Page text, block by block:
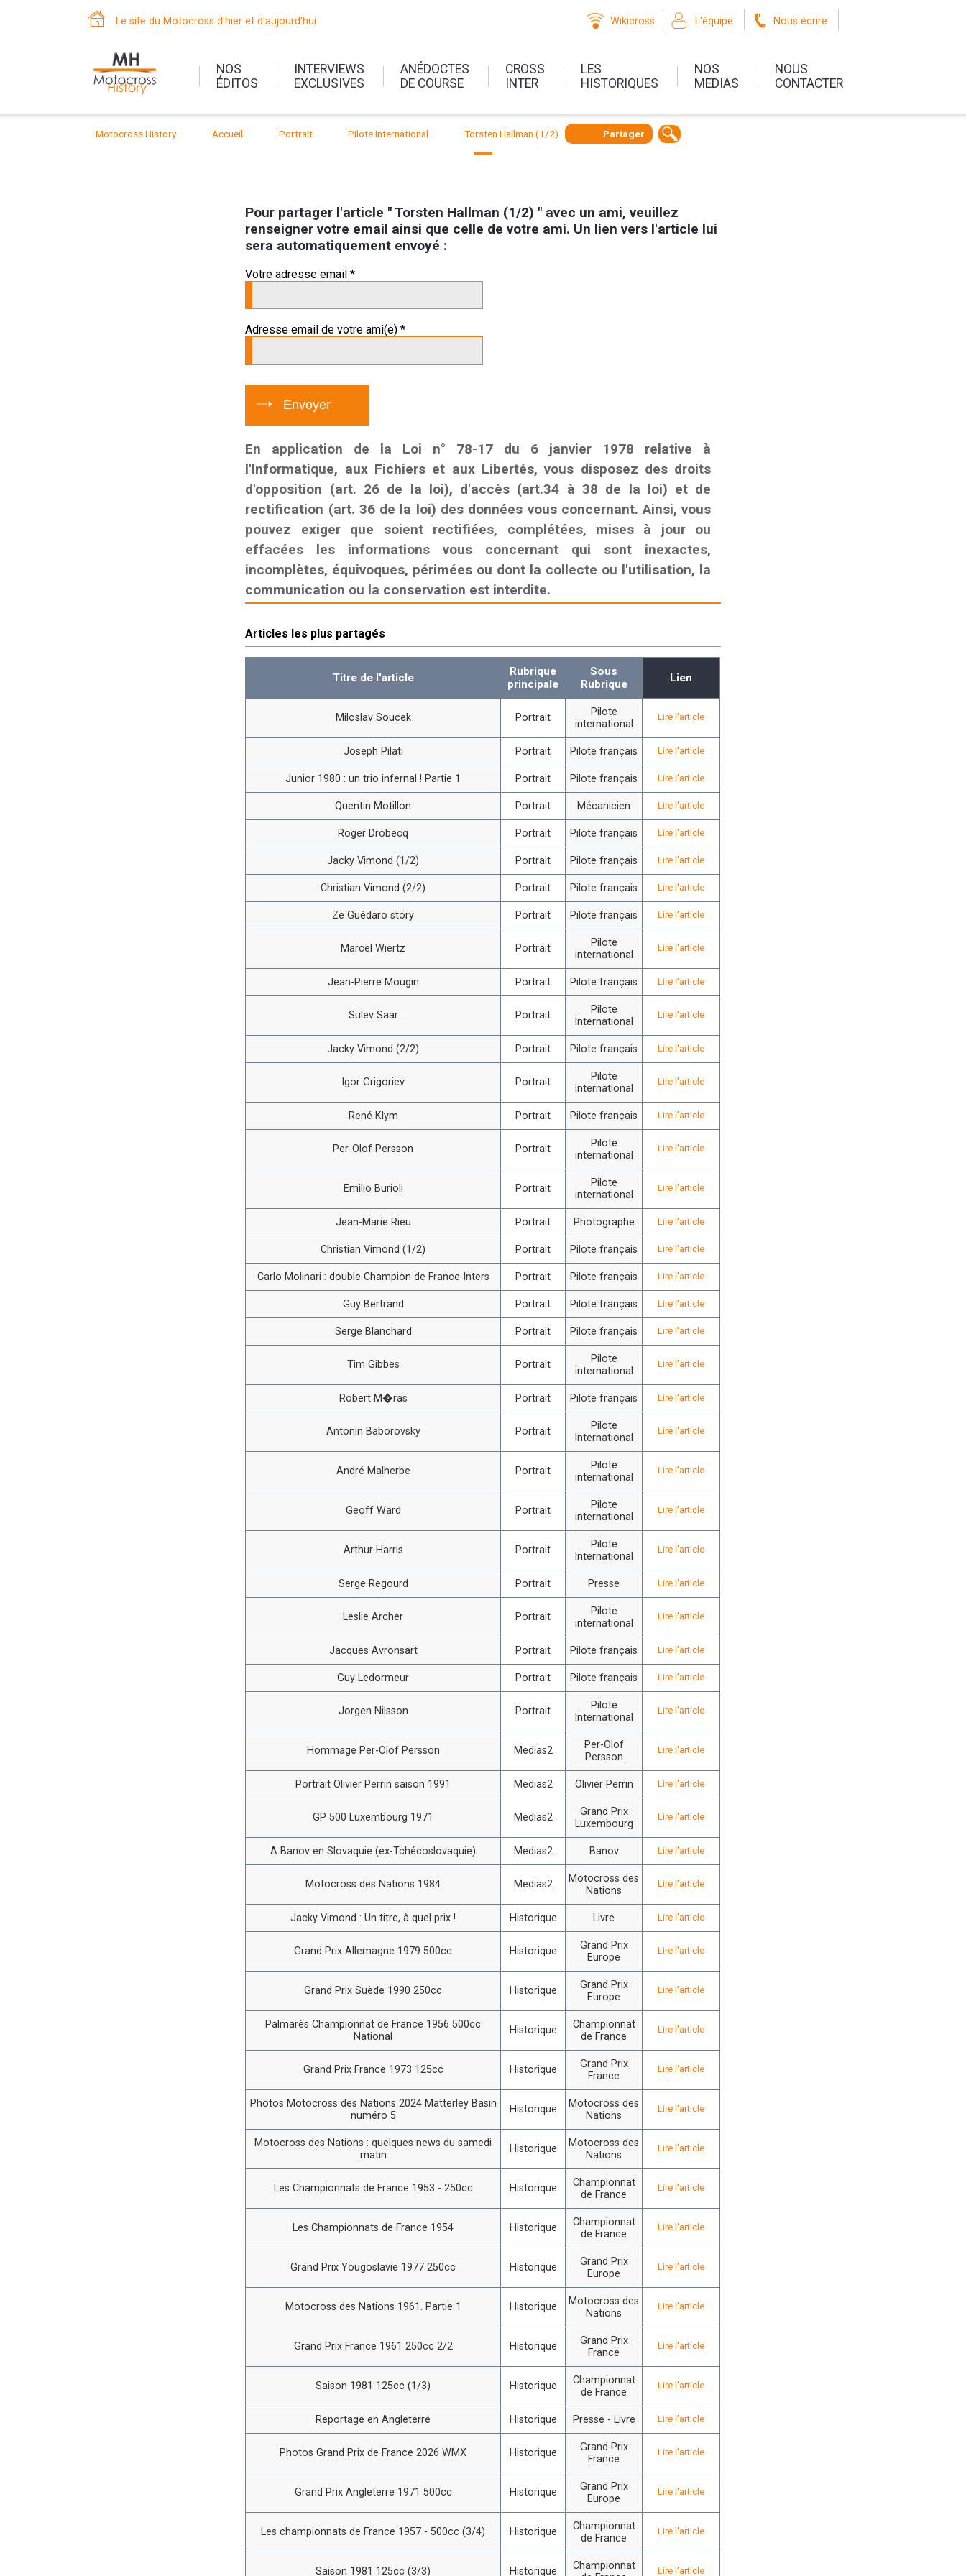
Le site du Motocross d'hier et d'aujourd'hui Wikicross L'équipe Nous écrire
NOS
ÉDITOS
INTERVIEWS
EXCLUSIVES
ANÉDOCTES
DE COURSE
CROSS
INTER
LES
HISTORIQUES
NOS
MEDIAS
NOUS
CONTACTER
Motocross History Accueil Portrait Pilote International Torsten Hallman (1/2) Partager
Pour partager l'article " Torsten Hallman (1/2) " avec un ami, veuillez
renseigner votre email ainsi que celle de votre ami. Un lien vers l'article lui
sera automatiquement envoyé :
Votre adresse email *
Adresse email de votre ami(e) *
En application de la Loi n° 78-17 du 6 janvier 1978 relative à
l'Informatique, aux Fichiers et aux Libertés, vous disposez des droits
d'opposition (art. 26 de la loi), d'accès (art.34 à 38 de la loi) et de
rectification (art. 36 de la loi) des données vous concernant. Ainsi, vous
pouvez exiger que soient rectifiées, complétées, mises à jour ou
effacées les informations vous concernant qui sont inexactes,
incomplètes, équivoques, périmées ou dont la collecte ou l'utilisation, la
communication ou la conservation est interdite.
Articles les plus partagés
Titre de l'article
Rubrique
principale
Sous
Rubrique
Lien
Miloslav Soucek Portrait
Pilote
international
Lire l'article
Joseph Pilati Portrait Pilote français Lire l'article
Junior 1980 : un trio infernal ! Partie 1 Portrait Pilote français Lire l'article
Quentin Motillon Portrait Mécanicien Lire l'article
Roger Drobecq Portrait Pilote français Lire l'article
Jacky Vimond (1/2) Portrait Pilote français Lire l'article
Christian Vimond (2/2) Portrait Pilote français Lire l'article
Ze Guédaro story Portrait Pilote français Lire l'article
Marcel Wiertz Portrait
Pilote
international
Lire l'article
Jean-Pierre Mougin Portrait Pilote français Lire l'article
Sulev Saar Portrait
Pilote
International
Lire l'article
Jacky Vimond (2/2) Portrait Pilote français Lire l'article
Igor Grigoriev Portrait
Pilote
international
Lire l'article
René Klym Portrait Pilote français Lire l'article
Per-Olof Persson Portrait
Pilote
international
Lire l'article
Emilio Burioli Portrait
Pilote
international
Lire l'article
Jean-Marie Rieu Portrait Photographe Lire l'article
Christian Vimond (1/2) Portrait Pilote français Lire l'article
Carlo Molinari : double Champion de France Inters Portrait Pilote français Lire l'article
Guy Bertrand Portrait Pilote français Lire l'article
Serge Blanchard Portrait Pilote français Lire l'article
Tim Gibbes Portrait
Pilote
international
Lire l'article
Robert M�ras Portrait Pilote français Lire l'article
Antonin Baborovsky Portrait
Pilote
International
Lire l'article
André Malherbe Portrait
Pilote
international
Lire l'article
Geoff Ward Portrait
Pilote
international
Lire l'article
Arthur Harris Portrait
Pilote
International
Lire l'article
Serge Regourd Portrait Presse Lire l'article
Leslie Archer Portrait
Pilote
international
Lire l'article
Jacques Avronsart Portrait Pilote français Lire l'article
Guy Ledormeur Portrait Pilote français Lire l'article
Jorgen Nilsson Portrait
Pilote
International
Lire l'article
Hommage Per-Olof Persson Medias2
Per-Olof
Persson
Lire l'article
Portrait Olivier Perrin saison 1991 Medias2 Olivier Perrin Lire l'article
GP 500 Luxembourg 1971 Medias2
Grand Prix
Luxembourg
Lire l'article
A Banov en Slovaquie (ex-Tchécoslovaquie) Medias2 Banov Lire l'article
Motocross des Nations 1984 Medias2
Motocross des
Nations
Lire l'article
Jacky Vimond : Un titre, à quel prix ! Historique Livre Lire l'article
Grand Prix Allemagne 1979 500cc Historique
Grand Prix
Europe
Lire l'article
Grand Prix Suède 1990 250cc Historique
Grand Prix
Europe
Lire l'article
Palmarès Championnat de France 1956 500cc
National
Historique
Championnat
de France
Lire l'article
Grand Prix France 1973 125cc Historique
Grand Prix
France
Lire l'article
Photos Motocross des Nations 2024 Matterley Basin
numéro 5
Historique
Motocross des
Nations
Lire l'article
Motocross des Nations : quelques news du samedi
matin
Historique
Motocross des
Nations
Lire l'article
Les Championnats de France 1953 - 250cc Historique
Championnat
de France
Lire l'article
Les Championnats de France 1954 Historique
Championnat
de France
Lire l'article
Grand Prix Yougoslavie 1977 250cc Historique
Grand Prix
Europe
Lire l'article
Motocross des Nations 1961. Partie 1 Historique
Motocross des
Nations
Lire l'article
Grand Prix France 1961 250cc 2/2 Historique
Grand Prix
France
Lire l'article
Saison 1981 125cc (1/3) Historique
Championnat
de France
Lire l'article
Reportage en Angleterre Historique Presse - Livre Lire l'article
Photos Grand Prix de France 2026 WMX Historique
Grand Prix
France
Lire l'article
Grand Prix Angleterre 1971 500cc Historique
Grand Prix
Europe
Lire l'article
Les championnats de France 1957 - 500cc (3/4) Historique
Championnat
de France
Lire l'article
Saison 1981 125cc (3/3) Historique
Championnat
Lire l'article